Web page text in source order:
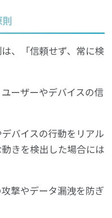
、「信頼せず、常に検
ーザーやデバイスの信
バイスの行動をリアル
きを検出した場合には
撃やデータ漏洩を防ぎ